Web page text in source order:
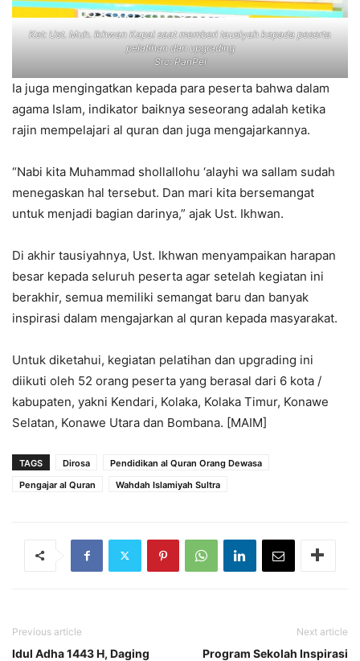
Ket: Ust. Muh. Ikhwan Kapai saat memberi tausiyah kepada peserta
pelatihan dan upgrading
Src: PanPel
Ia juga mengingatkan kepada para peserta bahwa dalam
agama Islam, indikator baiknya seseorang adalah ketika
rajin mempelajari al quran dan juga mengajarkannya.
“Nabi kita Muhammad shollallohu ‘alayhi wa sallam sudah
menegaskan hal tersebut. Dan mari kita bersemangat
untuk menjadi bagian darinya,” ajak Ust. Ikhwan.
Di akhir tausiyahnya, Ust. Ikhwan menyampaikan harapan
besar kepada seluruh peserta agar setelah kegiatan ini
berakhir, semua memiliki semangat baru dan banyak
inspirasi dalam mengajarkan al quran kepada masyarakat.
Untuk diketahui, kegiatan pelatihan dan upgrading ini
diikuti oleh 52 orang peserta yang berasal dari 6 kota /
kabupaten, yakni Kendari, Kolaka, Kolaka Timur, Konawe
Selatan, Konawe Utara dan Bombana. [MAIM]
TAGS Dirosa
Pendidikan al Quran Orang Dewasa
Pengajar al Quran
Wahdah Islamiyah Sultra
Previous article
Idul Adha 1443 H, Daging
Next article
Program Sekolah Inspirasi